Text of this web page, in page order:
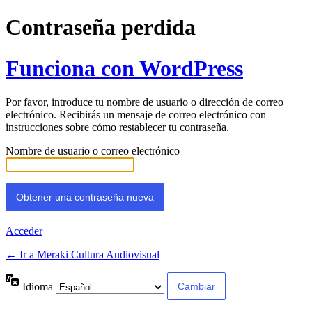
Contraseña perdida
Funciona con WordPress
Por favor, introduce tu nombre de usuario o dirección de correo
electrónico. Recibirás un mensaje de correo electrónico con
instrucciones sobre cómo restablecer tu contraseña.
Nombre de usuario o correo electrónico
Acceder
← Ir a Meraki Cultura Audiovisual
Idioma